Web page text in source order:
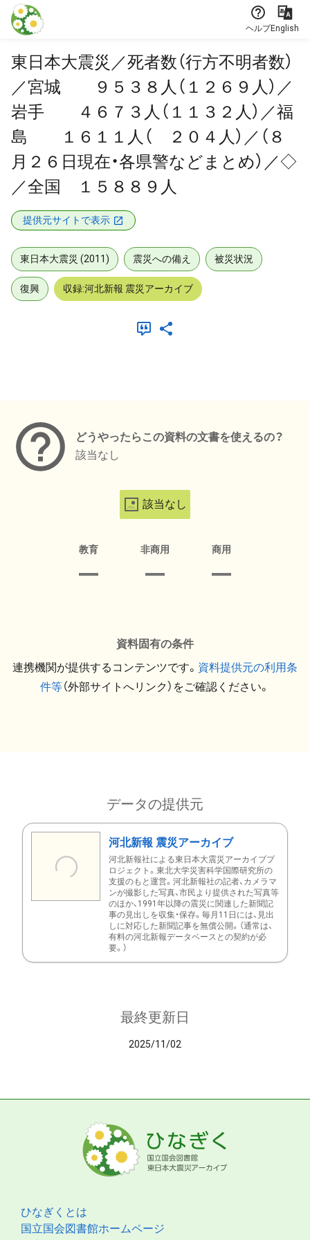
本文に飛ぶ
ヘルプEnglish
東日本大震災／死者数（行方不明者数）
／宮城 ９５３８人（１２６９人）／
岩手 ４６７３人（１１３２人）／福
島 １６１１人（ ２０４人）／（８
月２６日現在・各県警などまとめ）／◇
／全国 １５８８９人
提供元サイトで表示
東日本大震災 (2011) 震災への備え 被災状況
復興 収録:河北新報 震災アーカイブ
どうやったらこの資料の文書を使えるの？
該当なし
該当なし
教育 非商用 商用
資料固有の条件
連携機関が提供するコンテンツです。 資料提供元の利用条
件等（外部サイトへリンク）をご確認ください。
データの提供元
河北新報 震災アーカイブ
河北新報社による東日本大震災アーカイブプ
ロジェクト。東北大学災害科学国際研究所の
支援のもと運営。河北新報社の記者、カメラマ
ンが撮影した写真、市民より提供された写真等
のほか、1991年以降の震災に関連した新聞記
事の見出しを収集・保存。毎月11日には、見出
しに対応した新聞記事を無償公開。（通常は、
有料の河北新報データベースとの契約が必
要。）
最終更新日
2025/11/02
ひなぎくとは
国立国会図書館ホームページ